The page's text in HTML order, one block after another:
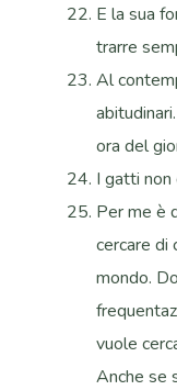
E la sua
trarre
Al
ora del
I gatti non
Per me è
cercare di
mondo.
vuole
Anche se